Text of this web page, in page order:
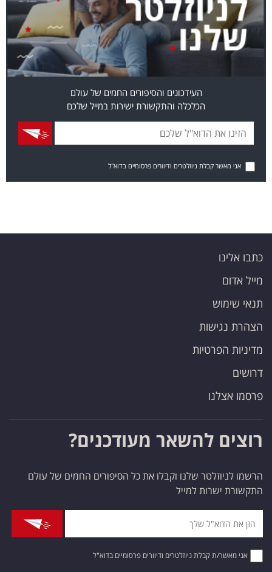
העידכונים והסיפורים החמים של עולם
הכלכלה והתקשורת ישירות במייל שלכם
אני מאשר קבלת ניוזלטרים ודיוורים פרסומיים בדוא"ל
כתבו אלינו
מייל אדום
תנאי שימוש
הצהרת נגישות
מדיניות הפרטיות
דרושים
פרסמו אצלנו
רוצים להשאר מעודכנים?
הרשמו לניוזלטר שלנו וקבלו את כל הסיפורים החמים של עולם
התקשורת ישרות למייל
אני מאשר/ת קבלת ניוזלטרים ודיוורים פרסומיים בדוא"ל